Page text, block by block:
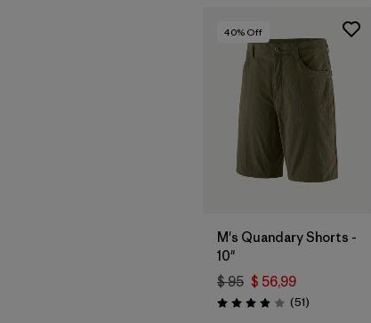
40% Off
M's Quandary Shorts -
10"
$ 95 $ 56,99
Valoración: 3.9 / 5
(51Comentarios
)